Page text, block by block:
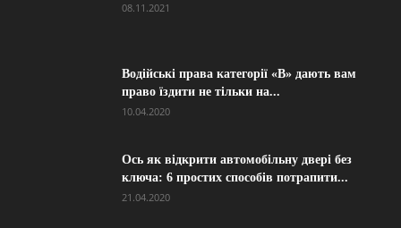
08.11.2021
Водійські права категорії «B» дають вам
право їздити не тільки на...
10.04.2020
Ось як відкрити автомобільну двері без
ключа: 6 простих способів потрапити...
21.04.2020